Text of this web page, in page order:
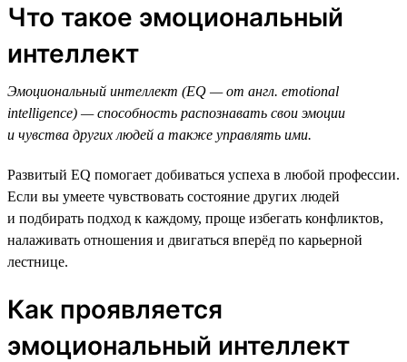
Что такое эмоциональный
интеллект
Эмоциональный интеллект (EQ — от англ. emotional
intelligence) — способность распознавать свои эмоции
и чувства других людей а также управлять ими.
Развитый EQ помогает добиваться успеха в любой профессии.
Если вы умеете чувствовать состояние других людей
и подбирать подход к каждому, проще избегать конфликтов,
налаживать отношения и двигаться вперёд по карьерной
лестнице.
Как проявляется
эмоциональный интеллект